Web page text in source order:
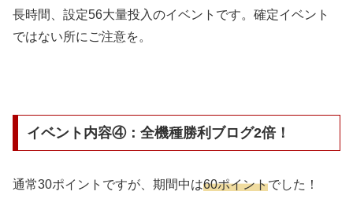
長時間、設定56大量投入のイベントです。 確定イベント
ではない所にご注意を。
イベント内容④：全機種勝利ブログ2倍！
通常30ポイントですが、期間中は60ポイントでした！